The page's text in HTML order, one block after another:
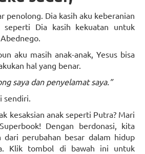
penolong. Dia kasih aku keberanian
seperti Dia kasih kekuatan untuk
aku masih anak-anak, Yesus bisa
hal yang benar.
saya dan penyelamat saya.”
sendiri.
kesaksian anak seperti Putra? Mari
Dengan berdonasi, kita
dari perubahan besar dalam hidup
Klik tombol di bawah ini untuk